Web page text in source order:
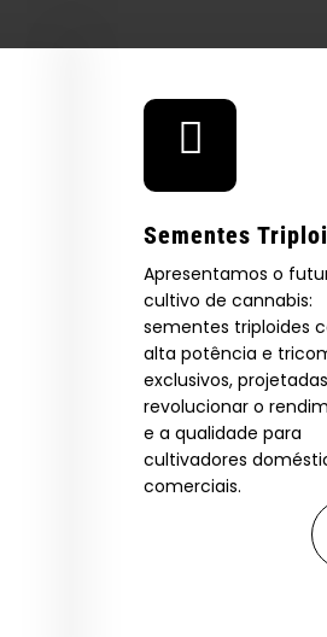
Sementes
Apresentamos o
cultivo de cannabis:
sementes triploides
alta potência e
exclusivos,
revolucionar o
e a qualidade para
cultivadores
comerciais.